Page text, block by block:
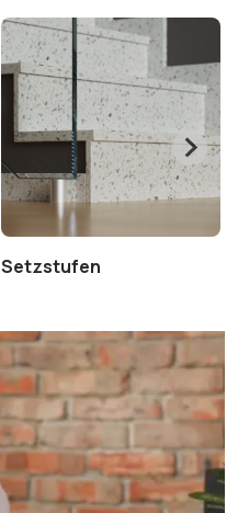
Setzstufen